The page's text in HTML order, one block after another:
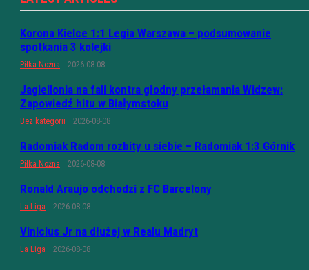
Korona Kielce 1:1 Legia Warszawa – podsumowanie
spotkania 3 kolejki
Piłka Nożna 2026-08-08
Jagiellonia na fali kontra głodny przełamania Widzew:
Zapowiedź hitu w Białymstoku
Bez kategorii 2026-08-08
Radomiak Radom rozbity u siebie – Radomiak 1:3 Górnik
Piłka Nożna 2026-08-08
Ronald Araujo odchodzi z FC Barcelony
La Liga 2026-08-08
Vinicius Jr na dłużej w Realu Madryt
La Liga 2026-08-08